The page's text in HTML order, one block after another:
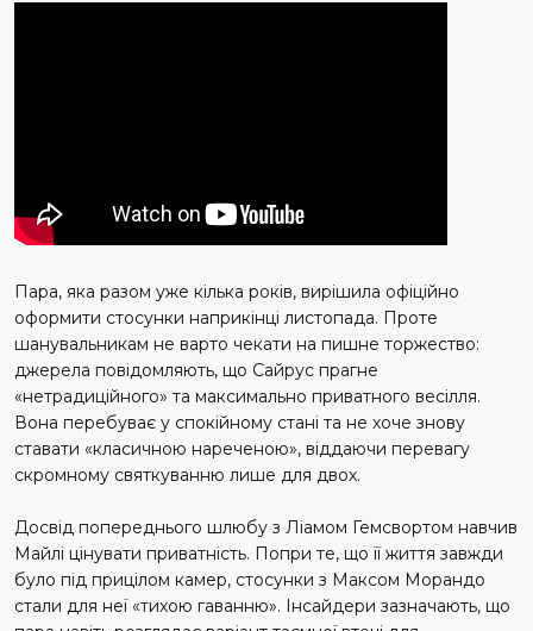
Пара, яка разом уже кілька років, вирішила офіційно
оформити стосунки наприкінці листопада. Проте
шанувальникам не варто чекати на пишне торжество:
джерела повідомляють, що Сайрус прагне
«нетрадиційного» та максимально приватного весілля.
Вона перебуває у спокійному стані та не хоче знову
ставати «класичною нареченою», віддаючи перевагу
скромному святкуванню лише для двох.
Досвід попереднього шлюбу з Ліамом Гемсвортом навчив
Майлі цінувати приватність. Попри те, що її життя завжди
було під прицілом камер, стосунки з Максом Морандо
стали для неї «тихою гаванню». Інсайдери зазначають, що